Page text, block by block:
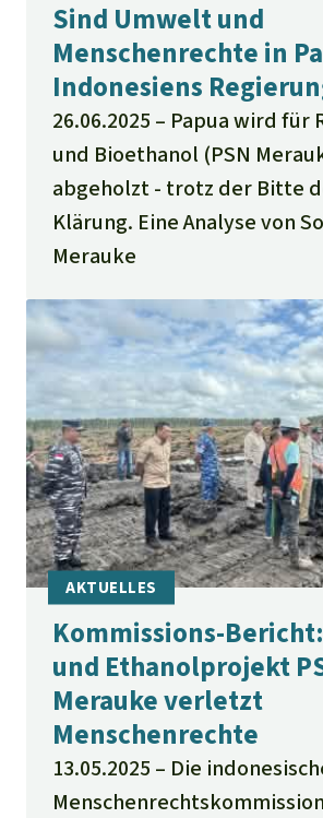
Sind Umwelt und
Menschenrechte in
Indonesiens
26.06.2025
Papua wird für
und Bioethanol (PSN
abgeholzt - trotz der Bitte
Klärung. Eine Analyse von
Merauke
Kommissions-
und Ethanolprojekt
Merauke verletzt
Menschenrechte
13.05.2025
Die